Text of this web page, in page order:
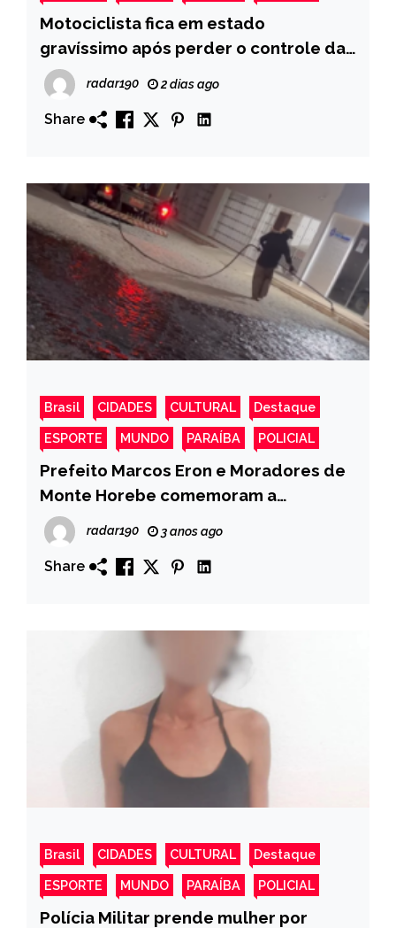
Motociclista fica em estado
gravíssimo após perder o controle da
moto e cair na BR-230, em Condado
radar190 2 dias ago
Share
Brasil CIDADES CULTURAL Destaque
ESPORTE MUNDO PARAÍBA POLICIAL
Prefeito Marcos Eron e Moradores de
Monte Horebe comemoram a
pavimentação asfáltica em varias Ruas
da Cidade
radar190 3 anos ago
Share
Brasil CIDADES CULTURAL Destaque
ESPORTE MUNDO PARAÍBA POLICIAL
Polícia Militar prende mulher por